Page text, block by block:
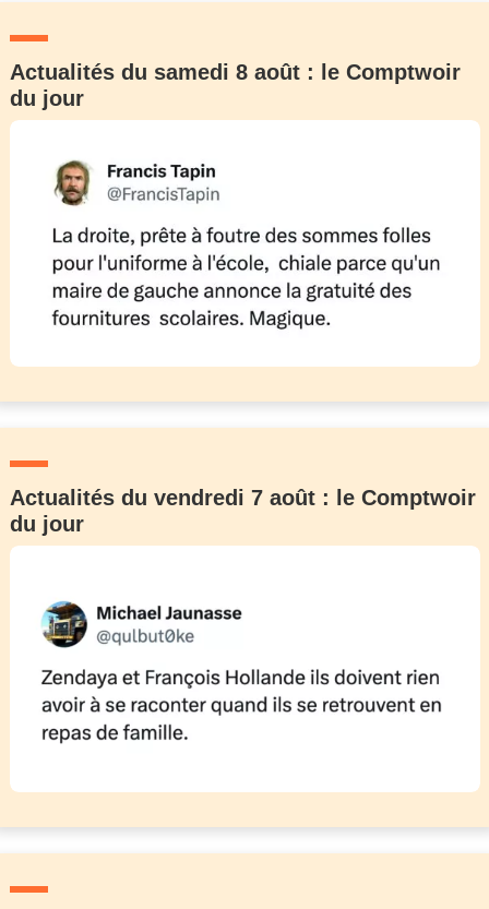
Actualités du samedi 8 août : le Comptwoir
du jour
Actualités du vendredi 7 août : le Comptwoir
du jour